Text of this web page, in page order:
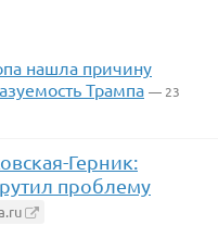
нашла причину
Трампа — 23
Герник:
проблему